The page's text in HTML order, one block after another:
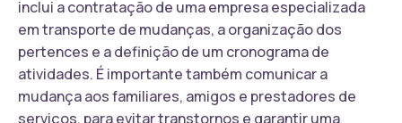
inclui a contratação de uma empresa especializada
em transporte de mudanças, a organização dos
pertences e a definição de um cronograma de
atividades. É importante também comunicar a
mudança aos familiares, amigos e prestadores de
serviços, para evitar transtornos e garantir uma